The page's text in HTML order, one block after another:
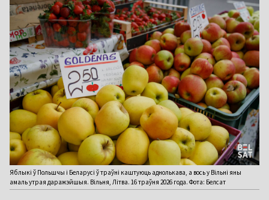
Яблыкі ў Польшчы і Беларусі ў траўні каштуюць аднолькава, а вось у Вільні яны
амаль утрая даражэйшыя. Вільня, Літва. 16 траўня 2026 года. Фота: Белсат